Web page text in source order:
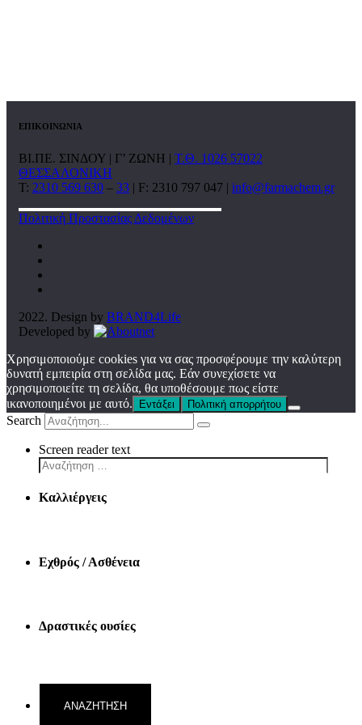
ΕΠΙΚΟΙΝΩΝΙΑ
ΒΙ.ΠΕ. ΣΙΝΔΟΥ | Γ’ ΖΩΝΗ | Τ.Θ. 1026 57022
ΘΕΣΣΑΛΟΝΙΚΗ
T: 2310 569 630 – 33 | F: 2310 797 047 | info@farmachem.gr
Πολιτική Προστασίας Δεδομένων
2022. Design by BRAND4Life
Developed by
Χρησιμοποιούμε cookies για να σας προσφέρουμε την καλύτερη
δυνατή εμπειρία στη σελίδα μας. Εάν συνεχίσετε να
χρησιμοποιείτε τη σελίδα, θα υποθέσουμε πως είστε
ικανοποιημένοι με αυτό.
Εντάξει Πολιτική απορρήτου
Search
Screen reader text
Καλλιέργεις
Εχθρός / Ασθένεια
Δραστικές ουσίες